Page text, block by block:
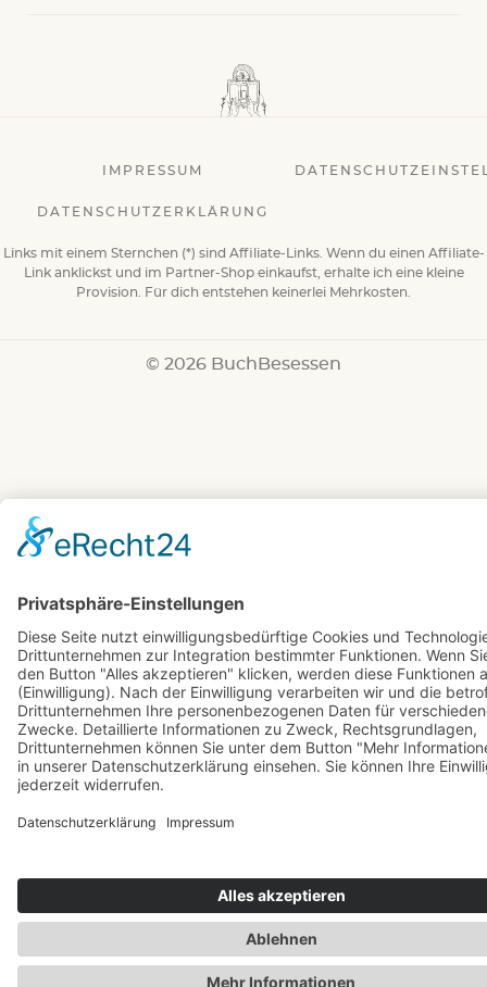
IMPRESSUM
DATENSCHUTZERKLÄRUNG
Links mit einem Sternchen (*) sind Affiliate-Links. Wenn du einen Affiliate-
Link anklickst und im Partner-Shop einkaufst, erhalte ich eine kleine
Provision. Für dich entstehen keinerlei Mehrkosten.
© 2026 BuchBesessen